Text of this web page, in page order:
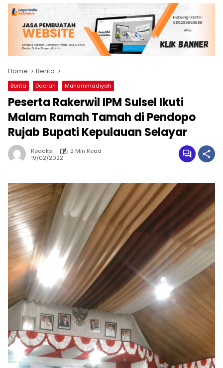
Home Berita
Berita Daerah Muhammadiyah
Peserta Rakerwil IPM Sulsel Ikuti
Malam Ramah Tamah di Pendopo
Rujab Bupati Kepulauan Selayar
Redaksi
2 Min Read
19/02/2022